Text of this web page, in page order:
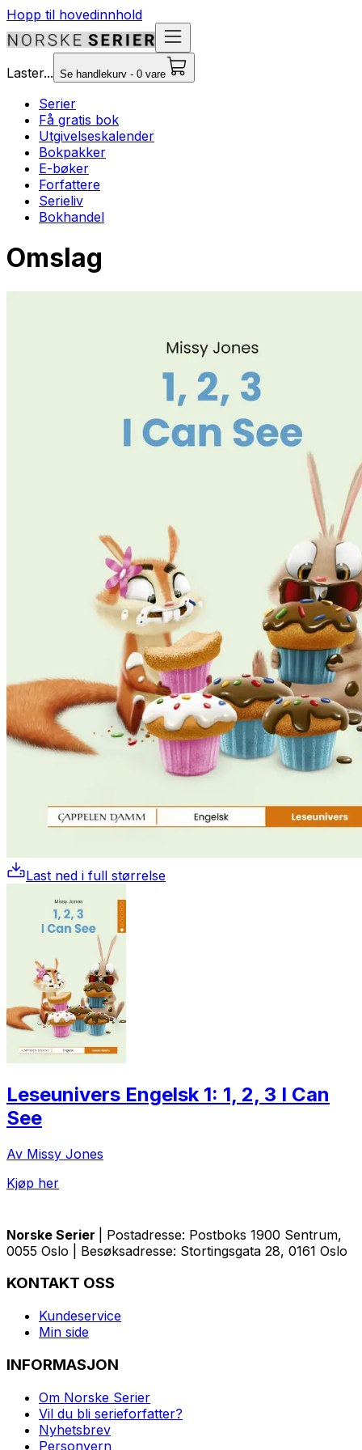
Hopp til hovedinnhold
Laster... Se handlekurv - 0 vare
Serier
Få gratis bok
Utgivelseskalender
Bokpakker
E-bøker
Forfattere
Serieliv
Bokhandel
Omslag
Last ned i full størrelse
Leseunivers Engelsk 1: 1, 2, 3 I Can
See
Av Missy Jones
Kjøp her
Norske Serier
| Postadresse: Postboks 1900 Sentrum,
0055 Oslo | Besøksadresse: Stortingsgata 28, 0161 Oslo
KONTAKT OSS
Kundeservice
Min side
INFORMASJON
Om Norske Serier
Vil du bli serieforfatter?
Nyhetsbrev
Personvern